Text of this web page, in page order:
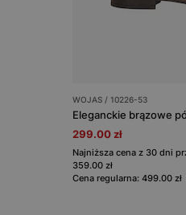
WOJAS / 10226-53
299.00 zł
Najniższa cena z 30 dni
359.00 zł
Cena regularna: 499.00 zł